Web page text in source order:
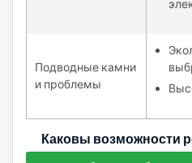
Подводные камни
и проблемы
Каковы возможности